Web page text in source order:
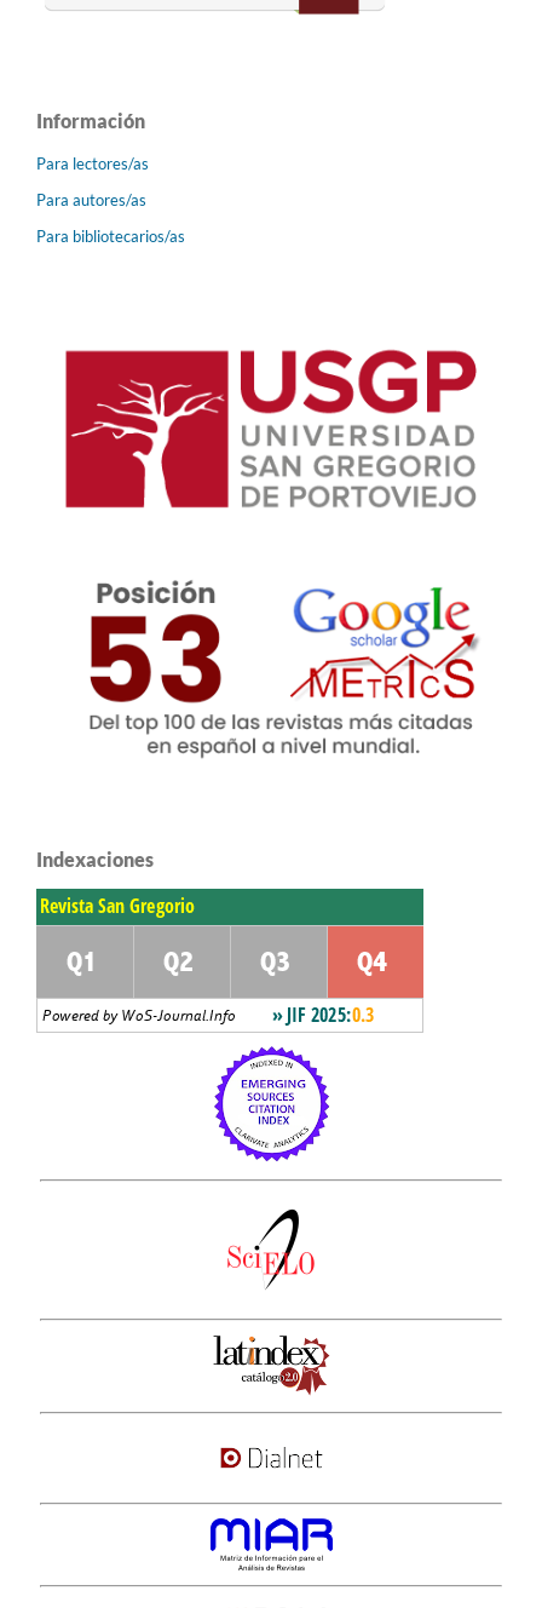
Información
Para lectores/as
Para autores/as
Para bibliotecarios/as
Indexaciones